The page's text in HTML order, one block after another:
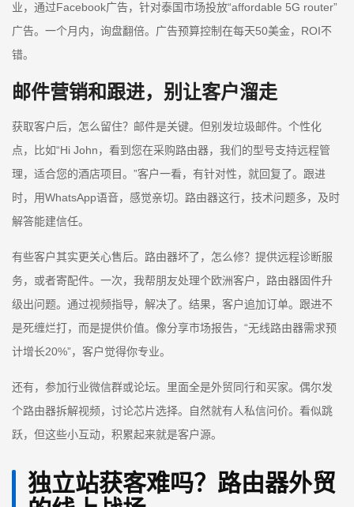
业，通过Facebook广告，针对泰国市场投放“affordable 5G router”
广告。一个月内，询盘翻倍。广告预算控制在每天50美金，ROI不
错。
邮件营销和跟进，别让客户溜走
获取客户后，怎么留住？邮件是关键。但别发垃圾邮件。个性化
点，比如“Hi John，看到您在采购路由器，我们的型号支持远程管
理，适合您的酒店项目。”客户一看，有针对性，就回复了。跟进
时，用WhatsApp语音，感觉亲切。路由器这行，技术问题多，及时
解答能建信任。
有些客户其实更关心售后。路由器坏了，怎么修？提供远程诊断服
务，或者寄配件。一次，我帮朋友处理个欧洲客户，路由器固件升
级出问题。通过视频指导，解决了。结果，客户追加订单。跟进不
是死缠烂打，而是提供价值。像分享市场报告，“无线路由器需求预
计增长20%”，客户觉得你专业。
还有，参加行业微信群或论坛。里面全是外贸同行和买家。偶尔发
个路由器拆解视频，讨论芯片选择。自然就有人私信问价。看似跳
跃，但这些小互动，积累起来就是客户源。
独立站获客难吗？路由器外贸